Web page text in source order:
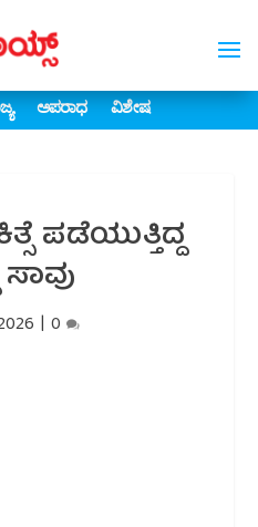
ಅಪರಾಧ ವಿಶೇಷ
ಪಡೆಯುತ್ತಿದ್ದ
ಸಾವು
| 0